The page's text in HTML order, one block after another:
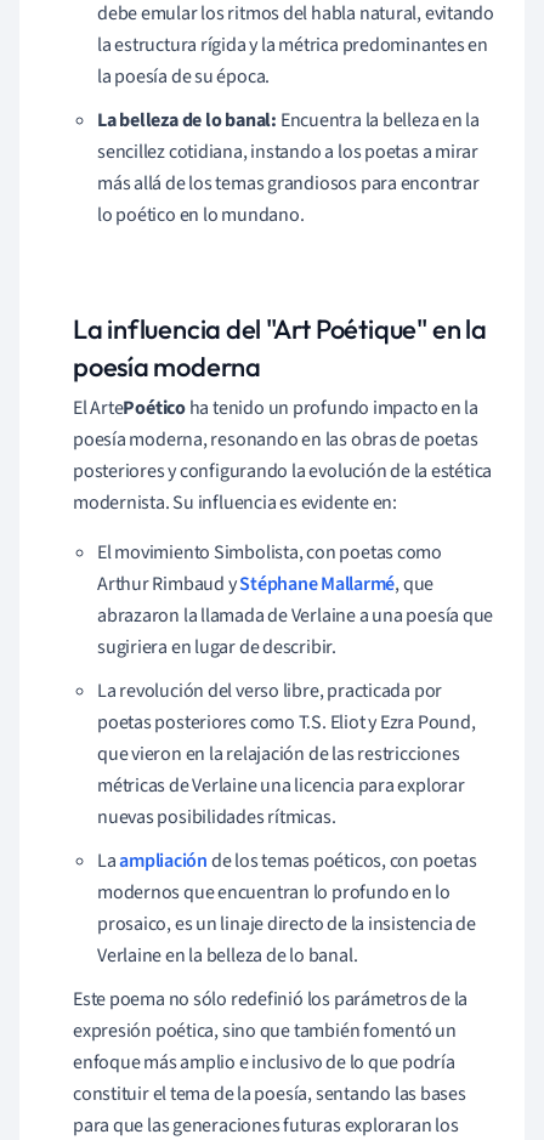
debe emular los ritmos del habla natural, evitando
la estructura rígida y la métrica predominantes en
la poesía de su época.
La belleza de lo banal: Encuentra la belleza en la
sencillez cotidiana, instando a los poetas a mirar
más allá de los temas grandiosos para encontrar
lo poético en lo mundano.
La influencia del "Art Poétique" en la
poesía moderna
El ArtePoéticoha tenido un profundo impacto en la
poesía moderna, resonando en las obras de poetas
posteriores y configurando la evolución de la estética
modernista. Su influencia es evidente en:
El movimiento Simbolista, con poetas como
Arthur Rimbaud yStéphane Mallarmé, que
abrazaron la llamada de Verlaine a una poesía que
sugiriera en lugar de describir.
La revolución del verso libre, practicada por
poetas posteriores como T.S. Eliot y Ezra Pound,
que vieron en la relajación de las restricciones
métricas de Verlaine una licencia para explorar
nuevas posibilidades rítmicas.
Laampliaciónde los temas poéticos, con poetas
modernos que encuentran lo profundo en lo
prosaico, es un linaje directo de la insistencia de
Verlaine en la belleza de lo banal.
Este poema no sólo redefinió los parámetros de la
expresión poética, sino que también fomentó un
enfoque más amplio e inclusivo de lo que podría
constituir el tema de la poesía, sentando las bases
para que las generaciones futuras exploraran los